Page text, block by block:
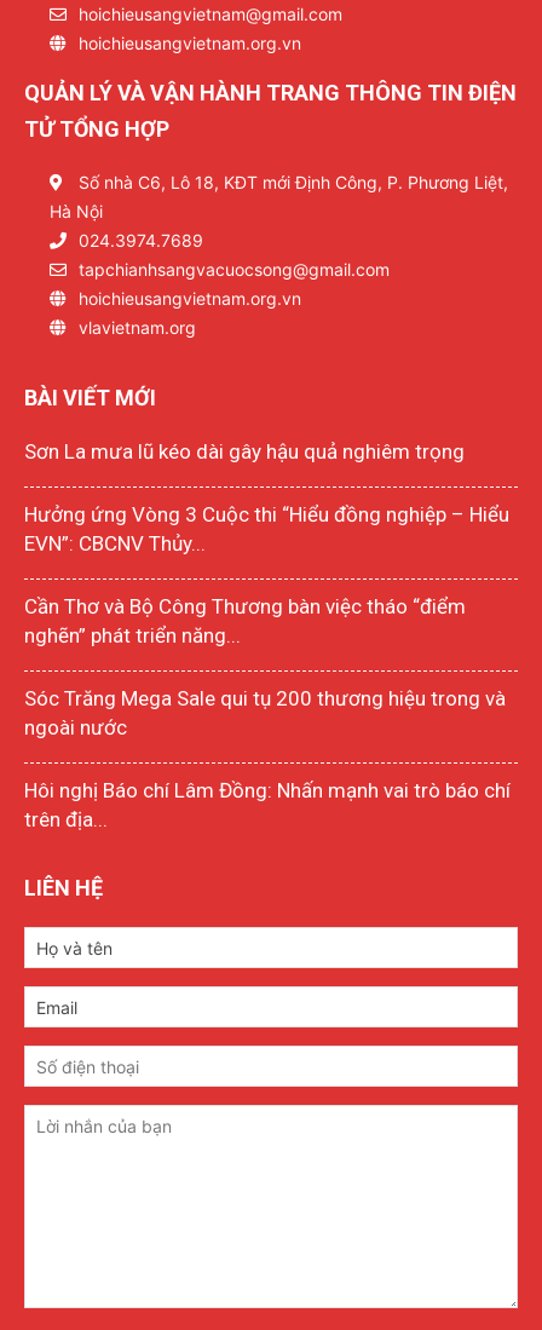
hoichieusangvietnam@gmail.com
hoichieusangvietnam.org.vn
QUẢN LÝ VÀ VẬN HÀNH TRANG THÔNG TIN ĐIỆN
TỬ TỔNG HỢP
Số nhà C6, Lô 18, KĐT mới Định Công, P. Phương Liệt,
Hà Nội
024.3974.7689
tapchianhsangvacuocsong@gmail.com
hoichieusangvietnam.org.vn
vlavietnam.org
BÀI VIẾT MỚI
Sơn La mưa lũ kéo dài gây hậu quả nghiêm trọng
Hưởng ứng Vòng 3 Cuộc thi “Hiểu đồng nghiệp – Hiểu
EVN”: CBCNV Thủy...
Cần Thơ và Bộ Công Thương bàn việc tháo “điểm
nghẽn” phát triển năng...
Sóc Trăng Mega Sale qui tụ 200 thương hiệu trong và
ngoài nước
Hôi nghị Báo chí Lâm Đồng: Nhấn mạnh vai trò báo chí
trên địa...
LIÊN HỆ